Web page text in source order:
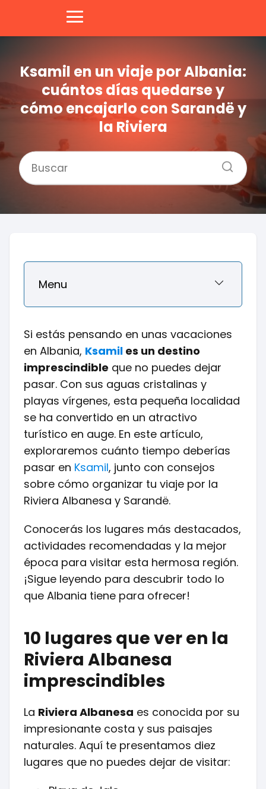
Ksamil en un viaje por Albania:
cuántos días quedarse y
cómo encajarlo con Sarandë y
la Riviera
Menu
Si estás pensando en unas vacaciones
en Albania, Ksamil es un destino
imprescindible que no puedes dejar
pasar. Con sus aguas cristalinas y
playas vírgenes, esta pequeña localidad
se ha convertido en un atractivo
turístico en auge. En este artículo,
exploraremos cuánto tiempo deberías
pasar en Ksamil, junto con consejos
sobre cómo organizar tu viaje por la
Riviera Albanesa y Sarandë.
Conocerás los lugares más destacados,
actividades recomendadas y la mejor
época para visitar esta hermosa región.
¡Sigue leyendo para descubrir todo lo
que Albania tiene para ofrecer!
10 lugares que ver en la
Riviera Albanesa
imprescindibles
La Riviera Albanesa es conocida por su
impresionante costa y sus paisajes
naturales. Aquí te presentamos diez
lugares que no puedes dejar de visitar: